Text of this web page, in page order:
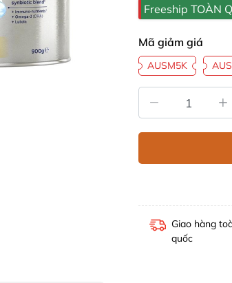
Freeship TOÀN
Mã giảm giá
AUSM5K
Giao hàng
quốc